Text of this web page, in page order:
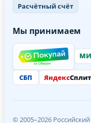
Расчётный счёт
Мы принимаем
СБП ЯндексСплит
© 2005–2026